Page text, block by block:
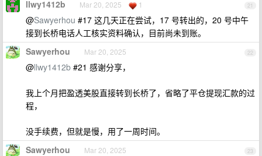
21
llwy1412b Mar 20, 2025 1
@Sawyerhou #17 这几天正在尝试，17 号转出的，20 号中午
接到长桥电话人工核实资料确认，目前尚未到账。
22
Sawyerhou Mar 20, 2025
@llwy1412b #21 感谢分享，
我上个月把盈透美股直接转到长桥了，省略了平仓提现汇款的过
程，
没手续费，但就是慢，用了一周时间。
23
Sawyerhou Mar 20, 2025